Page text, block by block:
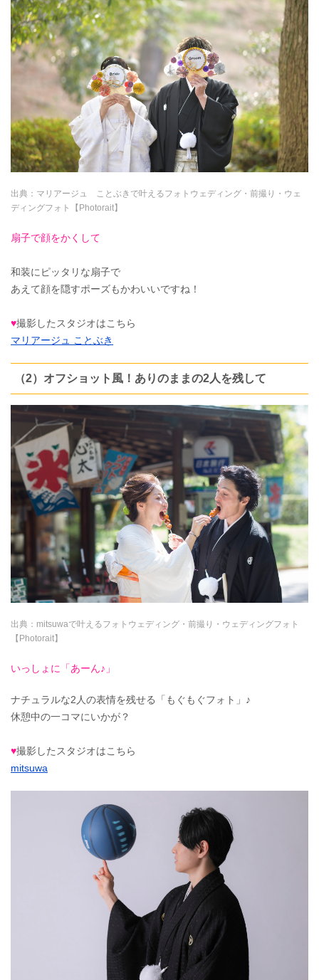
出典： マリアージュ ことぶきで叶えるフォトウェディング・前撮り・ウェ
ディングフォト【Photorait】
扇子で顔をかくして
和装にピッタリな扇子で
あえて顔を隠すポーズもかわいいですね！
♥撮影したスタジオはこちら
マリアージュ ことぶき
（2）オフショット風！ありのままの2人を残して
出典： mitsuwaで叶えるフォトウェディング・前撮り・ウェディングフォト
【Photorait】
いっしょに「あーん♪」
ナチュラルな2人の表情を残せる「もぐもぐフォト」♪
休憩中の一コマにいかが？
♥撮影したスタジオはこちら
mitsuwa